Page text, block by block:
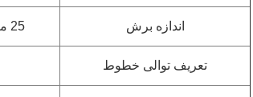
اندازه برش 25 میلی متر 50 میلی متر 100 میلی متر سفارشی
تعریف توالی خطوط